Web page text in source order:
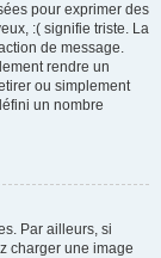
pour exprimer des
:( signifie triste. La
de message.
rendre un
ou simplement
un nombre
Par ailleurs, si
charger une image